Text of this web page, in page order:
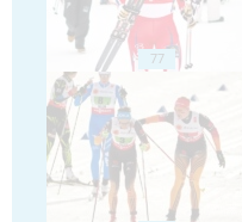
77